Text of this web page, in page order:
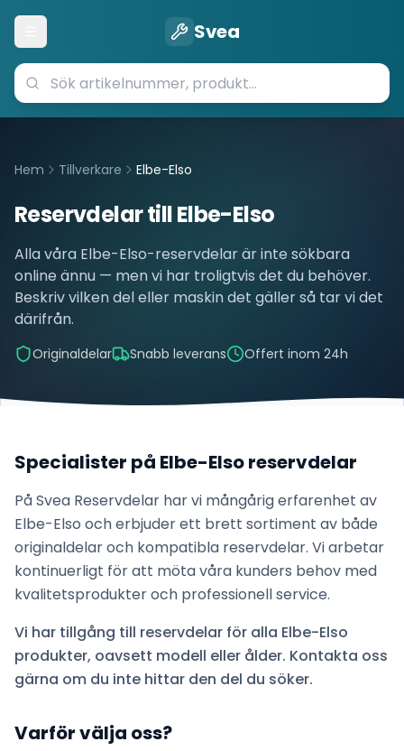
Öppna meny Svea
Hem Tillverkare Elbe-Elso
Reservdelar tillElbe-Elso
Alla våra Elbe-Elso-reservdelar är inte sökbara
online ännu — men vi har troligtvis det du behöver.
Beskriv vilken del eller maskin det gäller så tar vi det
därifrån.
Originaldelar Snabb leverans Offert inom 24h
Specialister på Elbe-Elsoreservdelar
På Svea Reservdelar har vi mångårig erfarenhet av
Elbe-Elso och erbjuder ett brett sortiment av både
originaldelar och kompatibla reservdelar. Vi arbetar
kontinuerligt för att möta våra kunders behov med
kvalitetsprodukter och professionell service.
Vi har tillgång till reservdelar för alla Elbe-Elso
produkter, oavsett modell eller ålder. Kontakta oss
gärna om du inte hittar den del du söker.
Varför välja oss?